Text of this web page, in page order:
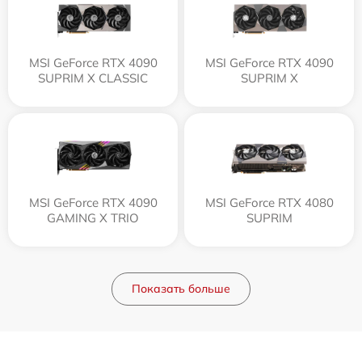
MSI GeForce RTX 4090
SUPRIM X CLASSIC
MSI GeForce RTX 4090
SUPRIM X
MSI GeForce RTX 4090
GAMING X TRIO
MSI GeForce RTX 4080
SUPRIM
Показать больше